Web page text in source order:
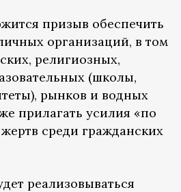
призыв обеспечить
организаций, в том
религиозных,
(школы,
рынков и водных
прилагать усилия «по
среди гражданских
реализовываться